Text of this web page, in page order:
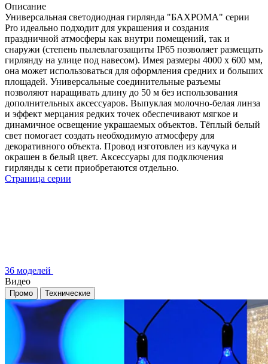
Описание
Универсальная светодиодная гирлянда "БАХРОМА" серии
Pro идеально подходит для украшения и создания
праздничной атмосферы как внутри помещений, так и
снаружи (степень пылевлагозащиты IP65 позволяет размещать
гирлянду на улице под навесом). Имея размеры 4000 x 600 мм,
она может использоваться для оформления средних и больших
площадей. Универсальные соединительные разъемы
позволяют наращивать длину до 50 м без использования
дополнительных аксессуаров. Выпуклая молочно-белая линза
и эффект мерцания редких точек обеспечивают мягкое и
динамичное освещение украшаемых объектов. Тёплый белый
свет помогает создать необходимую атмосферу для
декоративного объекта. Провод изготовлен из каучука и
окрашен в белый цвет. Аксессуары для подключения
гирлянды к сети приобретаются отдельно.
Страница серии
36 моделей
Видео
Промо Технические